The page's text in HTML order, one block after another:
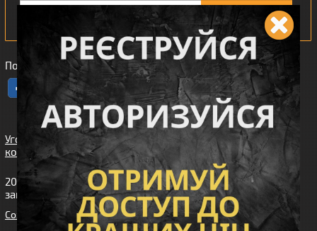
Понравился наш интернет магазин?
Угода
користувача
2010-2026 интернет-магазин Wiking™ (Викинг). Все права
защищены.
Cоздание сайта